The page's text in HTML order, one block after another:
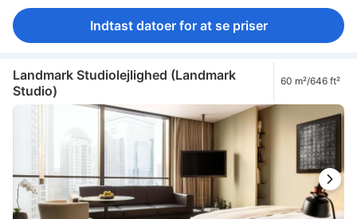
Indtast datoer for at se priser
Landmark Studiolejlighed (Landmark
Studio)
60 m²/646 ft²